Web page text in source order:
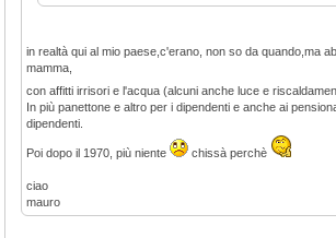
in realtà qui al mio paese,c'erano, non so da quando,ma
mamma,
con affitti irrisori e l'acqua (alcuni anche luce e
In più panettone e altro per i dipendenti e anche ai
dipendenti.
Poi dopo il 1970, più niente chissà perchè
ciao
mauro